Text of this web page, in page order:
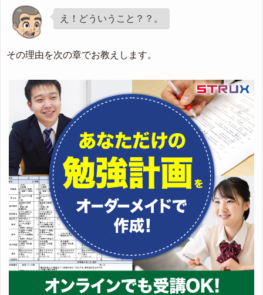
え！どういうこと？？。
その理由を次の章でお教えします。